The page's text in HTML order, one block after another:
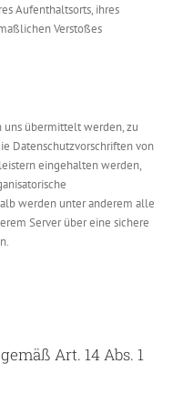
Aufenthaltsorts, ihres
Verstoßes
uns übermittelt werden, zu
Datenschutzvorschriften von
eingehalten werden,
werden unter anderem alle
Server über eine sichere
Art. 14 Abs. 1